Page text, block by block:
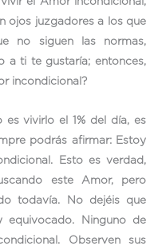
ojos juzgadores a los que
no siguen las normas,
a ti te gustaría; entonces,
incondicional?
vivirlo el 1% del día, es
podrás afirmar: Estoy
Esto es verdad,
este Amor, pero
todavía. No dejéis que
Ninguno de
Observen sus